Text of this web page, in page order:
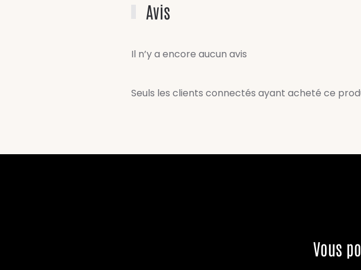
Avis
Il n’y a encore aucun avis
Seuls les clients connectés ayant acheté ce
Vous